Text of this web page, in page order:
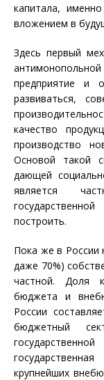
капитала,
вложением в
Здесь первый
предприятие и
развиваться,
качество
производство
Основой такой
дающей
является
построить.
Пока же в России
даже 70%)
частной. Доля
бюджета и
России
бюджетный
крупнейших